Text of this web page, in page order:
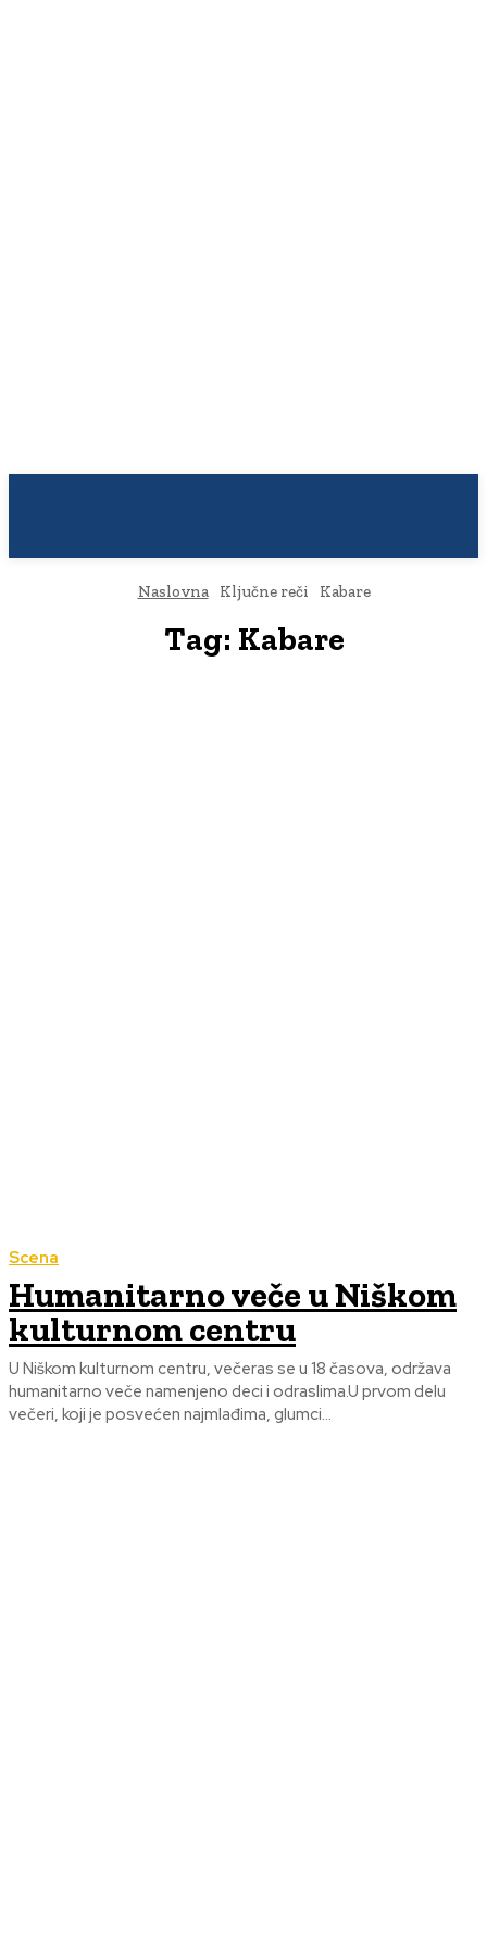
Naslovna Ključne reči Kabare
Tag: Kabare
Scena
Humanitarno veče u Niškom
kulturnom centru
U Niškom kulturnom centru, večeras se u 18 časova, održava
humanitarno veče namenjeno deci i odraslima.U prvom delu
večeri, koji je posvećen najmlađima, glumci...